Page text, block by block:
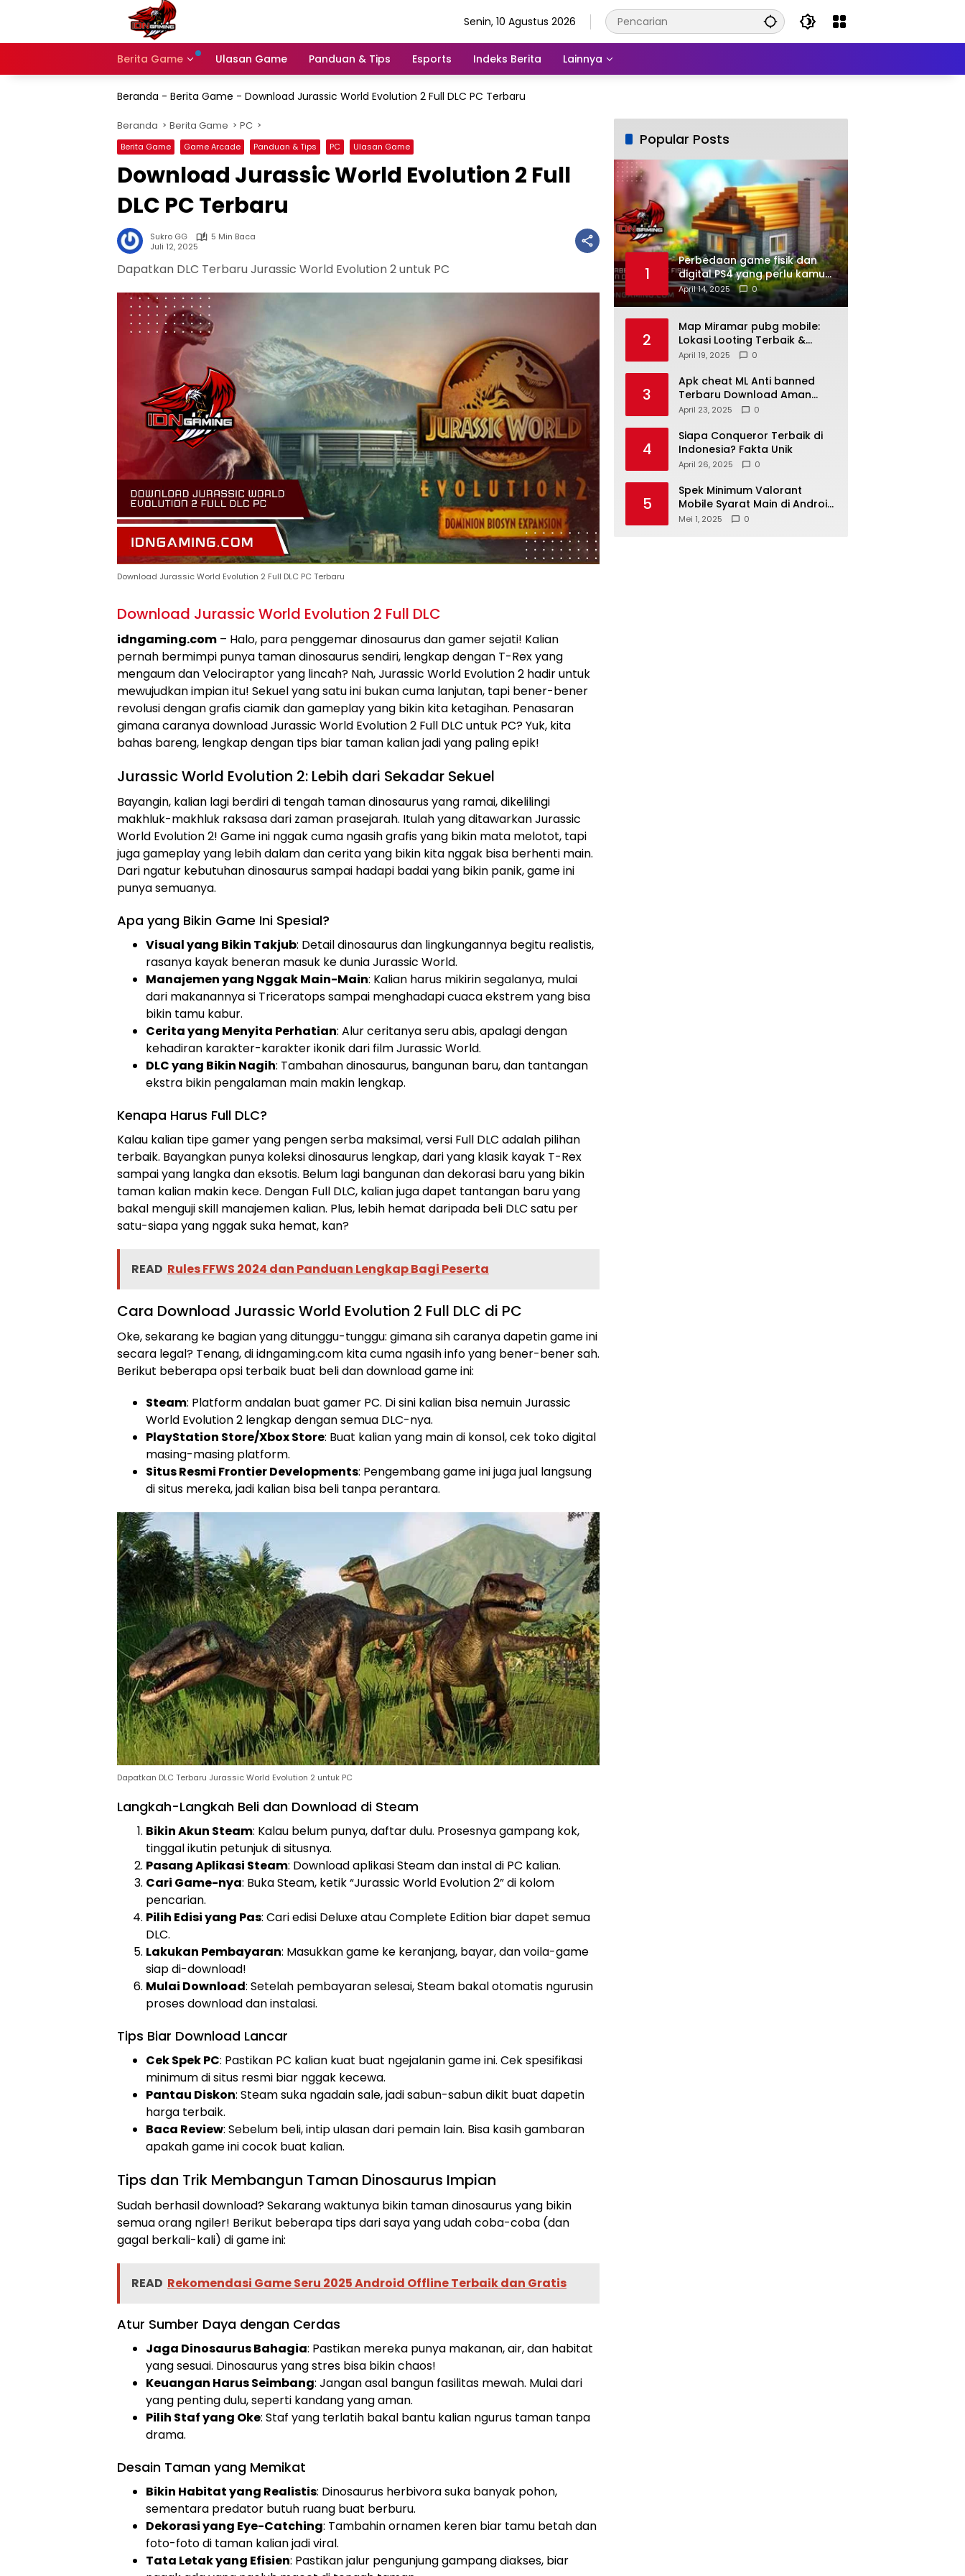
Senin, 10 Agustus 2026
Berita Game Ulasan Game Panduan & Tips Esports Indeks Berita Lainnya
Beranda - Berita Game - Download Jurassic World Evolution 2 Full DLC PC Terbaru
Beranda Berita Game PC
Berita Game Game Arcade Panduan & Tips PC Ulasan Game
Download Jurassic World Evolution 2 Full
DLC PC Terbaru
Sukro GG
5 Min Baca
Juli 12, 2025
Dapatkan DLC Terbaru Jurassic World Evolution 2 untuk PC
Download Jurassic World Evolution 2 Full DLC PC Terbaru
Download Jurassic World Evolution 2 Full DLC
idngaming.com – Halo, para penggemar dinosaurus dan gamer sejati! Kalian
pernah bermimpi punya taman dinosaurus sendiri, lengkap dengan T-Rex yang
mengaum dan Velociraptor yang lincah? Nah, Jurassic World Evolution 2 hadir untuk
mewujudkan impian itu! Sekuel yang satu ini bukan cuma lanjutan, tapi bener-bener
revolusi dengan grafis ciamik dan gameplay yang bikin kita ketagihan. Penasaran
gimana caranya download Jurassic World Evolution 2 Full DLC untuk PC? Yuk, kita
bahas bareng, lengkap dengan tips biar taman kalian jadi yang paling epik!
Jurassic World Evolution 2: Lebih dari Sekadar Sekuel
Bayangin, kalian lagi berdiri di tengah taman dinosaurus yang ramai, dikelilingi
makhluk-makhluk raksasa dari zaman prasejarah. Itulah yang ditawarkan Jurassic
World Evolution 2! Game ini nggak cuma ngasih grafis yang bikin mata melotot, tapi
juga gameplay yang lebih dalam dan cerita yang bikin kita nggak bisa berhenti main.
Dari ngatur kebutuhan dinosaurus sampai hadapi badai yang bikin panik, game ini
punya semuanya.
Apa yang Bikin Game Ini Spesial?
Visual yang Bikin Takjub: Detail dinosaurus dan lingkungannya begitu realistis,
rasanya kayak beneran masuk ke dunia Jurassic World.
Manajemen yang Nggak Main-Main: Kalian harus mikirin segalanya, mulai
dari makanannya si Triceratops sampai menghadapi cuaca ekstrem yang bisa
bikin tamu kabur.
Cerita yang Menyita Perhatian: Alur ceritanya seru abis, apalagi dengan
kehadiran karakter-karakter ikonik dari film Jurassic World.
DLC yang Bikin Nagih: Tambahan dinosaurus, bangunan baru, dan tantangan
ekstra bikin pengalaman main makin lengkap.
Kenapa Harus Full DLC?
Kalau kalian tipe gamer yang pengen serba maksimal, versi Full DLC adalah pilihan
terbaik. Bayangkan punya koleksi dinosaurus lengkap, dari yang klasik kayak T-Rex
sampai yang langka dan eksotis. Belum lagi bangunan dan dekorasi baru yang bikin
taman kalian makin kece. Dengan Full DLC, kalian juga dapet tantangan baru yang
bakal menguji skill manajemen kalian. Plus, lebih hemat daripada beli DLC satu per
satu-siapa yang nggak suka hemat, kan?
READ Rules FFWS 2024 dan Panduan Lengkap Bagi Peserta
Cara Download Jurassic World Evolution 2 Full DLC di PC
Oke, sekarang ke bagian yang ditunggu-tunggu: gimana sih caranya dapetin game ini
secara legal? Tenang, di idngaming.com kita cuma ngasih info yang bener-bener sah.
Berikut beberapa opsi terbaik buat beli dan download game ini:
Steam: Platform andalan buat gamer PC. Di sini kalian bisa nemuin Jurassic
World Evolution 2 lengkap dengan semua DLC-nya.
PlayStation Store/Xbox Store: Buat kalian yang main di konsol, cek toko digital
masing-masing platform.
Situs Resmi Frontier Developments: Pengembang game ini juga jual langsung
di situs mereka, jadi kalian bisa beli tanpa perantara.
Dapatkan DLC Terbaru Jurassic World Evolution 2 untuk PC
Langkah-Langkah Beli dan Download di Steam
Bikin Akun Steam: Kalau belum punya, daftar dulu. Prosesnya gampang kok,
tinggal ikutin petunjuk di situsnya.
Pasang Aplikasi Steam: Download aplikasi Steam dan instal di PC kalian.
Cari Game-nya: Buka Steam, ketik “Jurassic World Evolution 2” di kolom
pencarian.
Pilih Edisi yang Pas: Cari edisi Deluxe atau Complete Edition biar dapet semua
DLC.
Lakukan Pembayaran: Masukkan game ke keranjang, bayar, dan voila-game
siap di-download!
Mulai Download: Setelah pembayaran selesai, Steam bakal otomatis ngurusin
proses download dan instalasi.
Tips Biar Download Lancar
Cek Spek PC: Pastikan PC kalian kuat buat ngejalanin game ini. Cek spesifikasi
minimum di situs resmi biar nggak kecewa.
Pantau Diskon: Steam suka ngadain sale, jadi sabun-sabun dikit buat dapetin
harga terbaik.
Baca Review: Sebelum beli, intip ulasan dari pemain lain. Bisa kasih gambaran
apakah game ini cocok buat kalian.
Tips dan Trik Membangun Taman Dinosaurus Impian
Sudah berhasil download? Sekarang waktunya bikin taman dinosaurus yang bikin
semua orang ngiler! Berikut beberapa tips dari saya yang udah coba-coba (dan
gagal berkali-kali) di game ini:
READ Rekomendasi Game Seru 2025 Android Offline Terbaik dan Gratis
Atur Sumber Daya dengan Cerdas
Jaga Dinosaurus Bahagia: Pastikan mereka punya makanan, air, dan habitat
yang sesuai. Dinosaurus yang stres bisa bikin chaos!
Keuangan Harus Seimbang: Jangan asal bangun fasilitas mewah. Mulai dari
yang penting dulu, seperti kandang yang aman.
Pilih Staf yang Oke: Staf yang terlatih bakal bantu kalian ngurus taman tanpa
drama.
Desain Taman yang Memikat
Bikin Habitat yang Realistis: Dinosaurus herbivora suka banyak pohon,
sementara predator butuh ruang buat berburu.
Dekorasi yang Eye-Catching: Tambahin ornamen keren biar tamu betah dan
foto-foto di taman kalian jadi viral.
Tata Letak yang Efisien: Pastikan jalur pengunjung gampang diakses, biar
Popular Posts
1
Perbedaan game fisik dan
digital PS4 yang perlu kamu
tahu
April 14, 2025 0
2
Map Miramar pubg mobile:
Lokasi Looting Terbaik &
Strategi Menang
April 19, 2025 0
3
Apk cheat ML Anti banned
Terbaru Download Aman
Work 100% Fitur Lengkap
April 23, 2025 0
4
Siapa Conqueror Terbaik di
Indonesia? Fakta Unik
April 26, 2025 0
5
Spek Minimum Valorant
Mobile Syarat Main di Android
& iOS Update
Mei 1, 2025 0